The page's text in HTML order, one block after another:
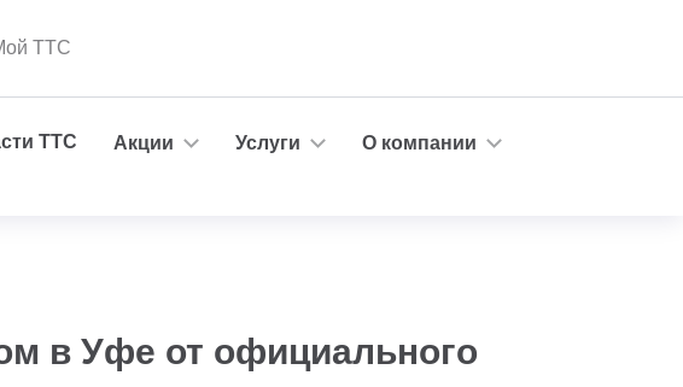
ТТС
ТТС Акции Услуги
О компании
в Уфе от официального